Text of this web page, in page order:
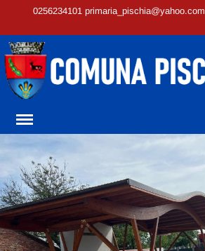
0256234101 primaria_pischia@yahoo.com